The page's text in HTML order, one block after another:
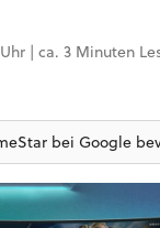
| ca. 3 Minuten
bei Google